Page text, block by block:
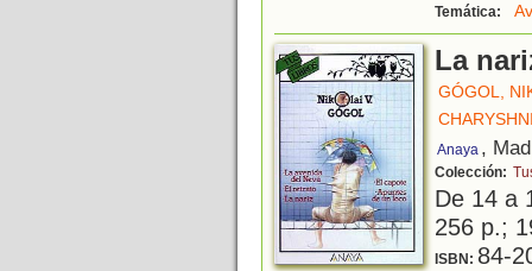
Temática:
La
GÓGOL,
Anaya ,
Colección:
De 14 a
256 p.;
ISBN: 84-